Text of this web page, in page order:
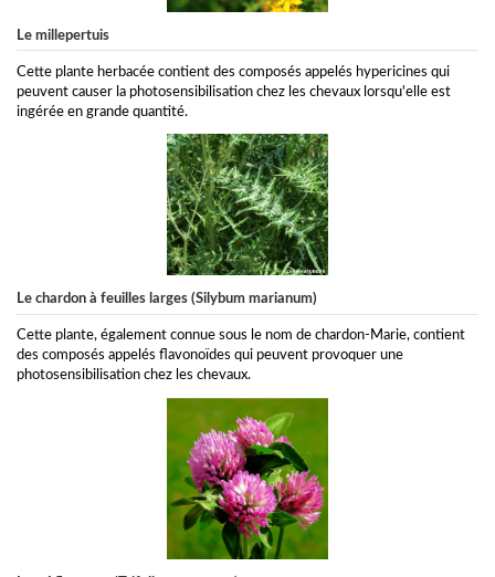
Le millepertuis
Cette plante herbacée contient des composés appelés hypericines qui
peuvent causer la photosensibilisation chez les chevaux lorsqu'elle est
ingérée en grande quantité.
Le chardon à feuilles larges (Silybum marianum)
Cette plante, également connue sous le nom de chardon-Marie, contient
des composés appelés flavonoïdes qui peuvent provoquer une
photosensibilisation chez les chevaux.